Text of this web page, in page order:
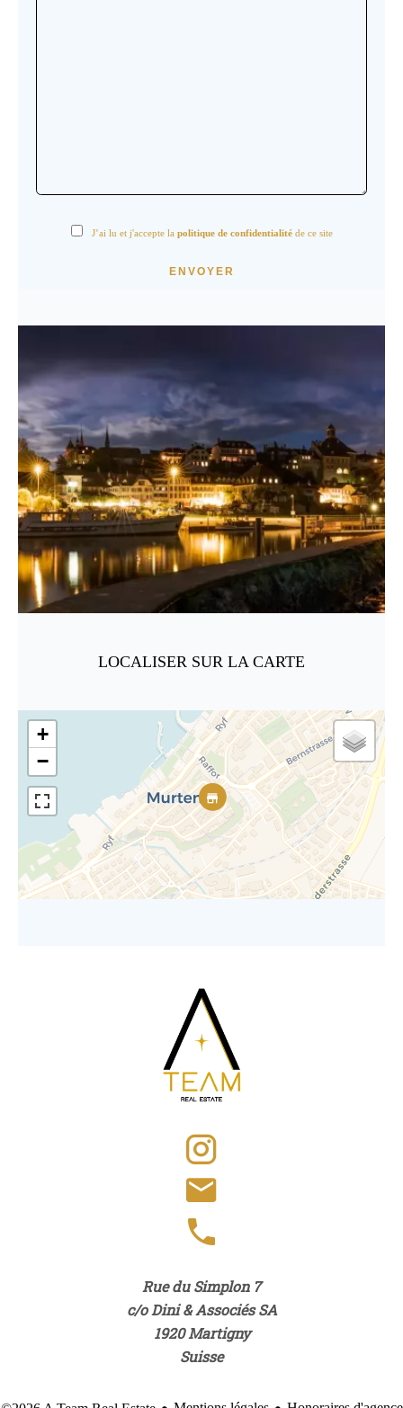
J’ai lu et j'accepte la politique de confidentialitéde ce site
ENVOYER
LOCALISER SUR LA CARTE
+
−
Rue du Simplon 7
c/o Dini & Associés SA
1920Martigny
Suisse